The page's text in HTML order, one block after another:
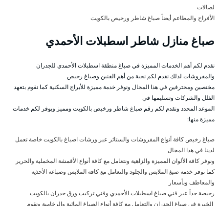
لصالات
الأفراح والمطاعم أيضاً صباغ شاطر ورخيص بالكويت
صباغ منازل شاطر اسطبلات الأحمدي
نقدم لكم أهم الخدمات المميزة في صباغ منطقة اسطبلات الأحمدي للجدران
والمفروشات لذلك نقدم لكم نخبة من أهم الفنين وصباغ رخيص
مختصين ومحترفين في هذا المجال ونوفر خدمة مميزة للأبراج السكنية كما نقوم بتعهد
الفلل والشركات وتسليمها في
الموعد المحدد ونقدم لكم رقم صباغ شاطر ورخيص بالكويت ومميز ويوفر لكم خدمات
مميزة منها:
صباغ رخيص كافة أنواع المفروشات والستائر عبر ورشات اصباغ بالكويت خاصة تعمل
لدينا في هذا المجال
ونوفر كافة الألوان المميزة والزاهية ونتعامل مع كافة أنواع الأقمشة المخملية والحرير
كما نوفر خدمة صبغ الملابس والجلود والتعامل مع كافة الملابس وصباغة الأحذية
والمعاطف وبأسعار
رخيصة جداً عبر فني صباغ اسطبلات الأحمدي وفني تركيب ورق جدران بالكويت
الخبرة في صباغ الجدران والتعامل مع كافة أنواع الصباغ المائية والرخامية ونقوم